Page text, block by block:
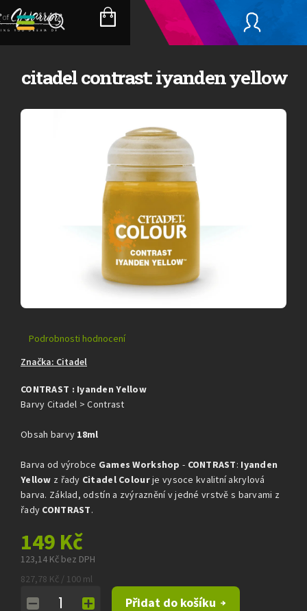
Přejít
na
obsah
NÁKUPNÍ
KOŠÍK
citadel contrast: iyanden yellow
Průměrné
produktu
0,0
z
hvězdiček.
Podrobnosti hodnocení
Značka: Citadel
CONTRAST : Iyanden Yellow
Barvy Citadel > Contrast
Obsah barvy 18ml
Barva od výrobce Games Workshop - CONTRAST: Iyanden
Yellow z řady Citadel Colourje vysoce kvalitní akrylová
barva. Základ, odstín a zvýraznění v jedné vrstvě s barvami z
řady CONTRAST.
149 Kč
123,14 Kč bez DPH
Měrná
827,78 Kč / 100 ml
Přidat do košíku